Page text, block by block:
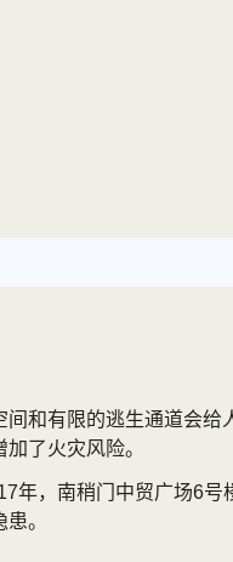
和有限的逃生通道会
了火灾风险。
年，南稍门中贸广场6
。